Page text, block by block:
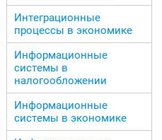
Интеграционные
процессы в экономике
Информационные
системы в
налогообложении
Информационные
системы в экономике